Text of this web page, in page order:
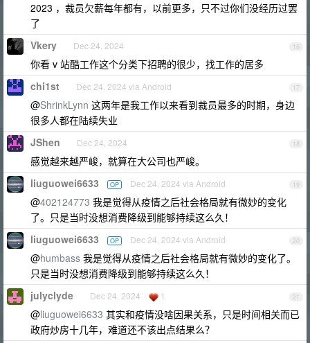
2023 ，裁员欠薪每年都有，以前更多，只不过你们没经历过罢
了
16
Vkery Dec 24, 2024
你看 v 站酷工作这个分类下招聘的很少，找工作的居多
17
chi1st Dec 24, 2024 via Android
@ShrinkLynn 这两年是我工作以来看到裁员最多的时期，身边
很多人都在陆续失业
18
JShen Dec 24, 2024
感觉越来越严峻，就算在大公司也严峻。
19
liuguowei6633 OP Dec 24, 2024 via Android
@402124773 我是觉得从疫情之后社会格局就有微妙的变化
了。只是当时没想消费降级到能够持续这么久！
20
liuguowei6633 OP Dec 24, 2024 via Android
@humbass 我是觉得从疫情之后社会格局就有微妙的变化了。
只是当时没想消费降级到能够持续这么久！
21
julyclyde Dec 24, 2024 1
@liuguowei6633 其实和疫情没啥因果关系，只是时间相关而已
政府炒房十几年，难道还不该出点结果么？